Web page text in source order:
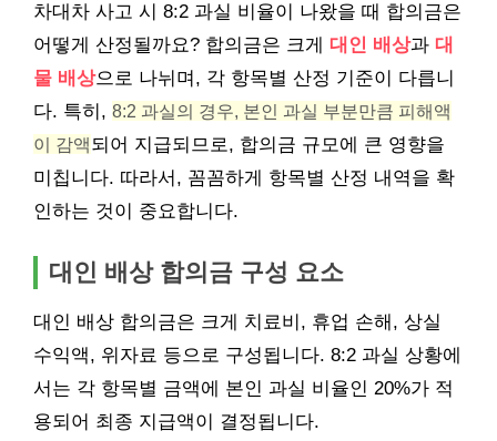
차대차 사고 시 8:2 과실 비율이 나왔을 때 합의금은
어떻게 산정될까요? 합의금은 크게 대인 배상과 대
물 배상으로 나뉘며, 각 항목별 산정 기준이 다릅니
다. 특히, 8:2 과실의 경우, 본인 과실 부분만큼 피해액
이 감액되어 지급되므로, 합의금 규모에 큰 영향을
미칩니다. 따라서, 꼼꼼하게 항목별 산정 내역을 확
인하는 것이 중요합니다.
대인 배상 합의금 구성 요소
대인 배상 합의금은 크게 치료비, 휴업 손해, 상실
수익액, 위자료 등으로 구성됩니다. 8:2 과실 상황에
서는 각 항목별 금액에 본인 과실 비율인 20%가 적
용되어 최종 지급액이 결정됩니다.